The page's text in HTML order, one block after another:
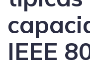
IEEE